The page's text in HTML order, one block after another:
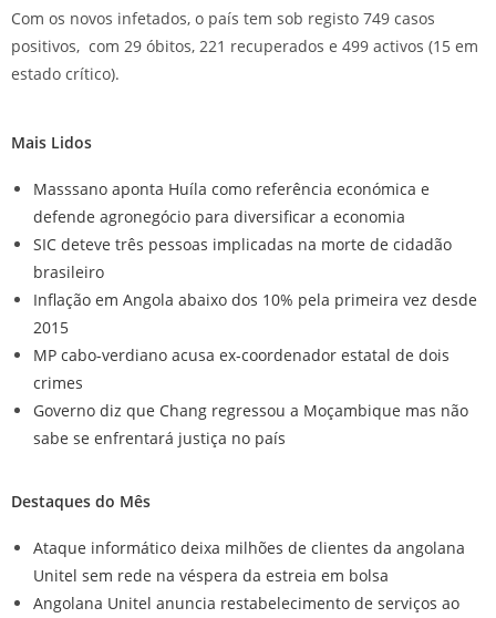
Com os novos infetados, o país tem sob registo 749 casos
positivos, com 29 óbitos, 221 recuperados e 499 activos (15 em
estado crítico).
Mais Lidos
Masssano aponta Huíla como referência económica e
defende agronegócio para diversificar a economia
SIC deteve três pessoas implicadas na morte de cidadão
brasileiro
Inflação em Angola abaixo dos 10% pela primeira vez desde
2015
MP cabo-verdiano acusa ex-coordenador estatal de dois
crimes
Governo diz que Chang regressou a Moçambique mas não
sabe se enfrentará justiça no país
Destaques do Mês
Ataque informático deixa milhões de clientes da angolana
Unitel sem rede na véspera da estreia em bolsa
Angolana Unitel anuncia restabelecimento de serviços ao